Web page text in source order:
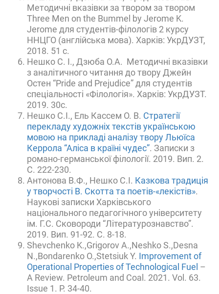
Методичні вказівки за твором за твором
Three Men on the Bummel by Jerome K.
Jerome для студентів-філологів 2 курсу
ННЦГО (англійська мова). Харків: УкрДУЗТ,
2018. 51 с.
Нешко С. І., Дзюба О.А. Методичні вказівки
з аналітичного читання до твору Джейн
Остен “Pride and Prejudice” для студентів
спеціальності «Філологія». Харків: УкрДУЗТ.
2019. 30с.
Нешко С.І., Ель Кассем О. В. Стратегії
перекладу художніх текстів українською
мовою на прикладі аналізу твору Льюїса
Керрола “Аліса в країні чудес”. Записки з
романо-германської філології. 2019. Вип. 2.
С. 222-230.
Антонова В.Ф., Нешко С.І. Казкова традиція
у творчості В. Скотта та поетів-«лекістів».
Наукові записки Харківського
національного педагогічного університету
ім. Г.С. Сковороди “Літературознавство”.
2019. Вип. 91-92. С. 8-18.
Shevchenko K.,Grigorov A.,Neshko S.,Desna
N.,Bondarenko O.,Stetsiuk Y. Improvement of
Operational Properties of Technological Fuel –
A Review. Petroleum and Coal. 2021. Vol. 63.
Issue 1. P. 34-40.